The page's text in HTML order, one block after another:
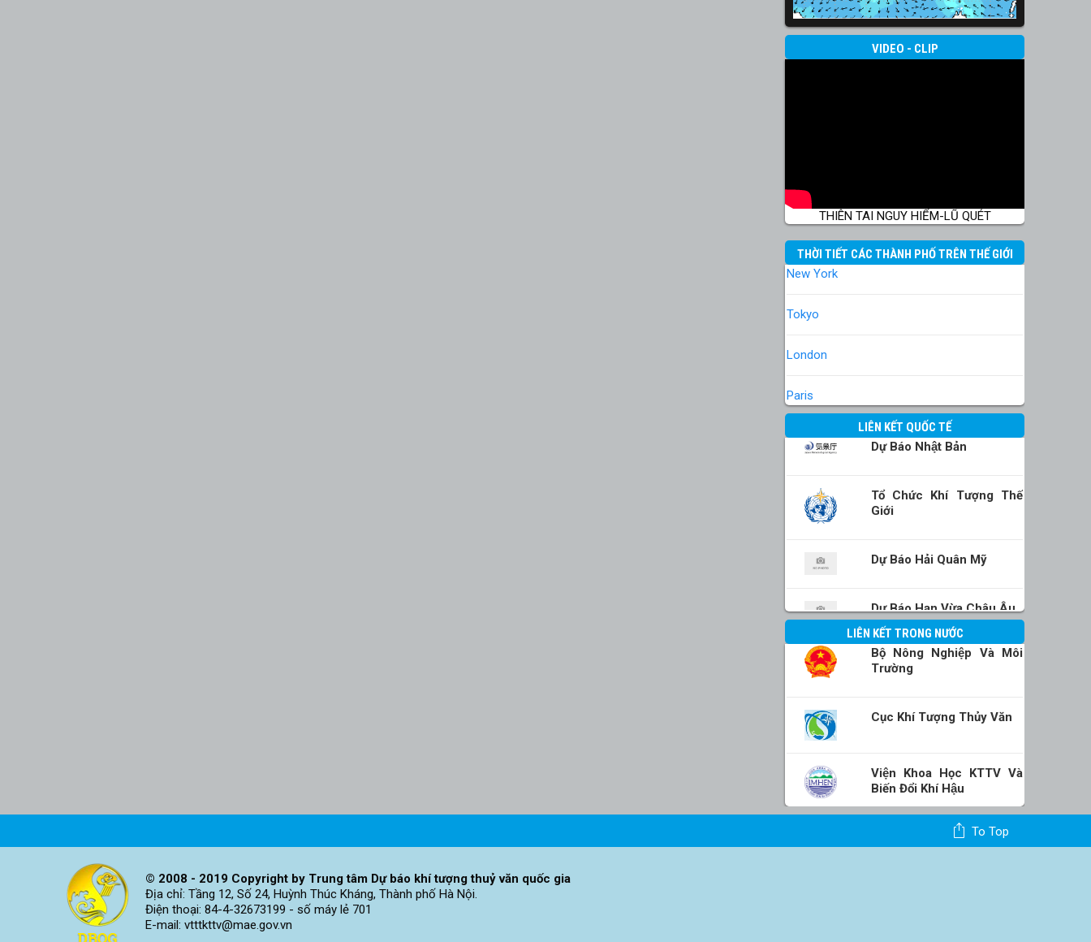
VIDEO - CLIP
THIÊN TAI NGUY HIỂM-LŨ QUÉT
THỜI TIẾT CÁC THÀNH PHỐ TRÊN THẾ GIỚI
New York
Tokyo
London
Paris
LIÊN KẾT QUỐC TẾ
Dự Báo Nhật Bản
Tổ Chức Khí Tượng Thế
Giới
Dự Báo Hải Quân Mỹ
Dự Báo Hạn Vừa Châu Âu
LIÊN KẾT TRONG NƯỚC
Bộ Nông Nghiệp Và Môi
Trường
Cục Khí Tượng Thủy Văn
Viện Khoa Học KTTV Và
Biến Đổi Khí Hậu
To Top
© 2008 - 2019 Copyright by Trung tâm Dự báo khí tượng thuỷ văn quốc gia
Địa chỉ: Tầng 12, Số 24, Huỳnh Thúc Kháng, Thành phố Hà Nội.
Điện thoại: 84-4-32673199 - số máy lẻ 701
E-mail: vtttkttv@mae.gov.vn